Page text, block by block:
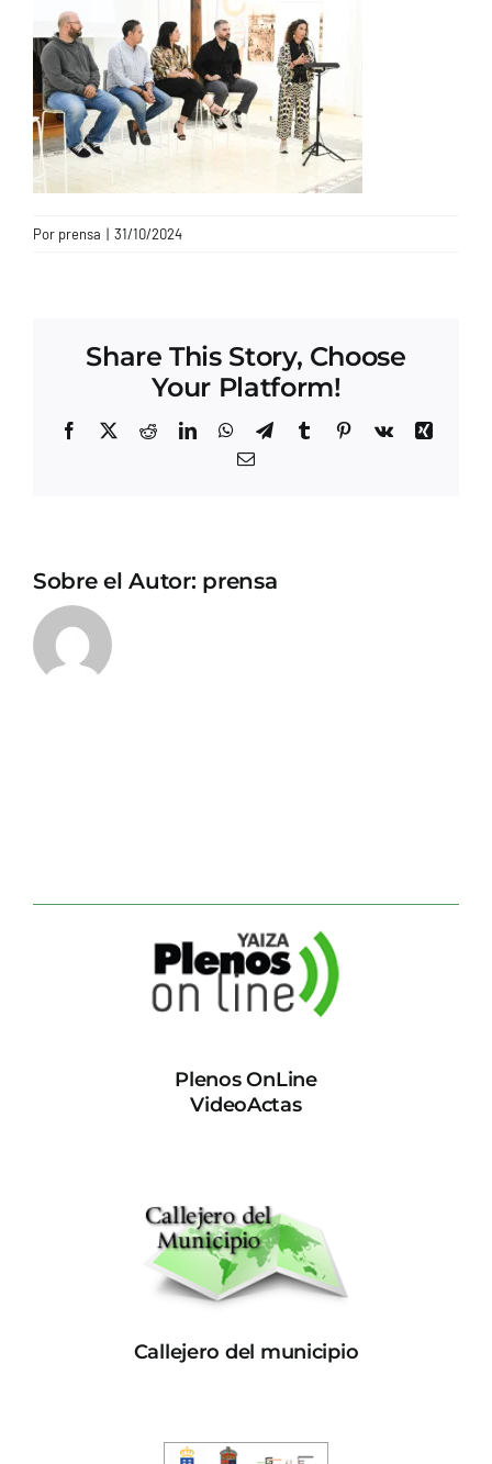
CONTACTO
Por prensa | 31/10/2024
Share This Story, Choose
Your Platform!
Facebook
X RedditLinkedInWhatsApp
TelegramTumblrPinterest
Vk
Xing
Correo
Sobre el Autor: prensa
Plenos OnLine
VideoActas
Callejero del municipio